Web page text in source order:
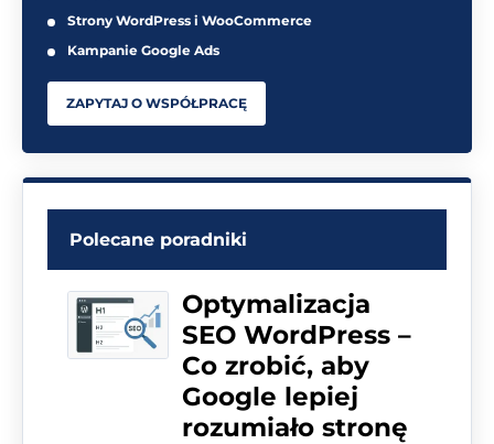
Strony WordPress i WooCommerce
Kampanie Google Ads
ZAPYTAJ O WSPÓŁPRACĘ
Polecane poradniki
Optymalizacja
SEO WordPress –
Co zrobić, aby
Google lepiej
rozumiało stronę